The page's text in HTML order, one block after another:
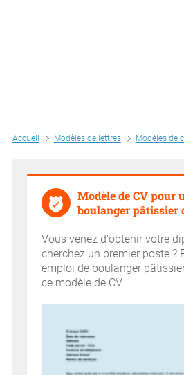
Accueil Modèles de lettres Modèles de
Modèle de CV pour
boulanger pâtissier
Vous venez d'obtenir votre
cherchez un premier poste ?
emploi de boulanger
ce modèle de CV.